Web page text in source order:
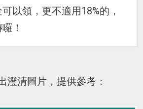
以領，更不適用18%的，
！
澄清圖片，提供參考：